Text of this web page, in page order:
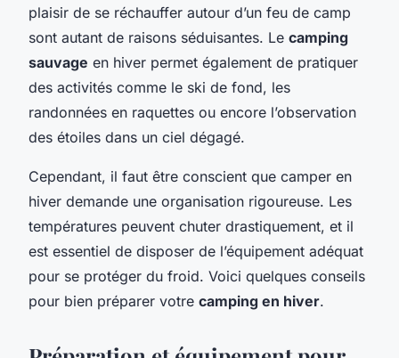
plaisir de se réchauffer autour d’un feu de camp
sont autant de raisons séduisantes. Le camping
sauvage en hiver permet également de pratiquer
des activités comme le ski de fond, les
randonnées en raquettes ou encore l’observation
des étoiles dans un ciel dégagé.
Cependant, il faut être conscient que camper en
hiver demande une organisation rigoureuse. Les
températures peuvent chuter drastiquement, et il
est essentiel de disposer de l’équipement adéquat
pour se protéger du froid. Voici quelques conseils
pour bien préparer votre camping en hiver.